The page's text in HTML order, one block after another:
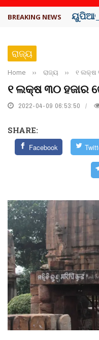
BREAKING NEWS ୟୁପିଆଇ
ରାଜ୍ୟ
Home ›› ରାଜ୍ୟ ›› ୧ ଲକ୍ଷ
୧ ଲକ୍ଷ ୩୦ ହଜାର
2022-04-09 06:53:50
SHARE:
Facebook